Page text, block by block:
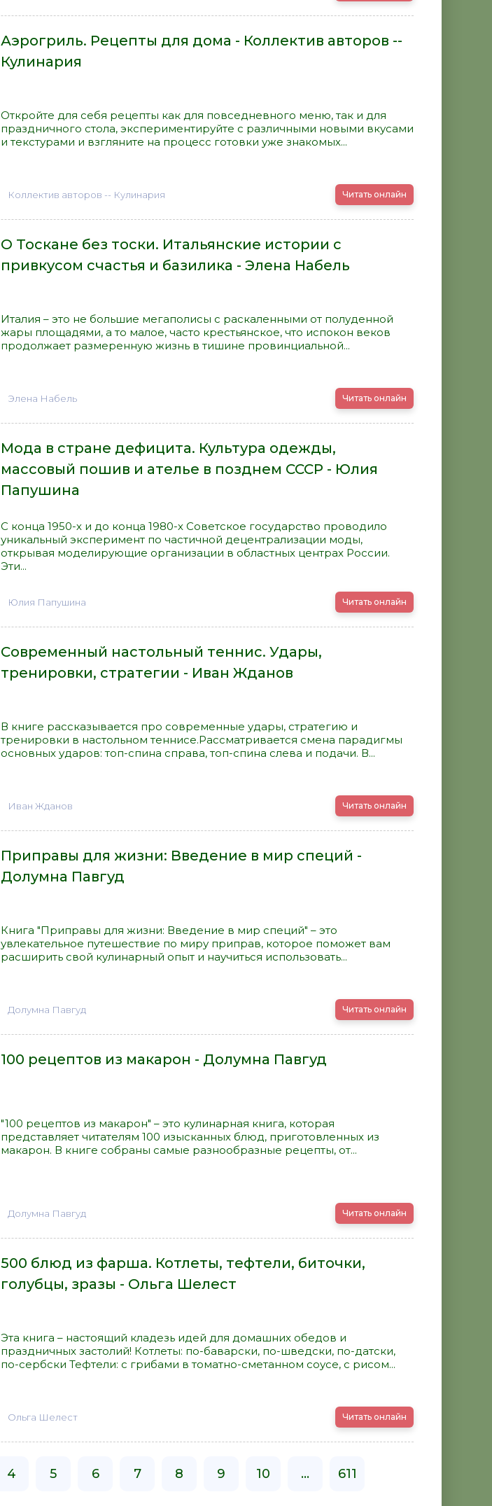
Аэрогриль. Рецепты для дома - Коллектив авторов --
Кулинария
Откройте для себя рецепты как для повседневного меню, так и для
праздничного стола, экспериментируйте с различными новыми вкусами
и текстурами и взгляните на процесс готовки уже знакомых...
Коллектив авторов -- Кулинария Читать онлайн
О Тоскане без тоски. Итальянские истории с
привкусом счастья и базилика - Элена Набель
Италия – это не большие мегаполисы с раскаленными от полуденной
жары площадями, а то малое, часто крестьянское, что испокон веков
продолжает размеренную жизнь в тишине провинциальной...
Элена Набель Читать онлайн
Мода в стране дефицита. Культура одежды,
массовый пошив и ателье в позднем СССР - Юлия
Папушина
С конца 1950-х и до конца 1980-х Советское государство проводило
уникальный эксперимент по частичной децентрализации моды,
открывая моделирующие организации в областных центрах России.
Эти...
Юлия Папушина Читать онлайн
Современный настольный теннис. Удары,
тренировки, стратегии - Иван Жданов
В книге рассказывается про современные удары, стратегию и
тренировки в настольном теннисе.Рассматривается смена парадигмы
основных ударов: топ-спина справа, топ-спина слева и подачи. В...
Иван Жданов Читать онлайн
Приправы для жизни: Введение в мир специй -
Долумна Павгуд
Книга "Приправы для жизни: Введение в мир специй" – это
увлекательное путешествие по миру приправ, которое поможет вам
расширить свой кулинарный опыт и научиться использовать...
Долумна Павгуд Читать онлайн
100 рецептов из макарон - Долумна Павгуд
"100 рецептов из макарон" – это кулинарная книга, которая
представляет читателям 100 изысканных блюд, приготовленных из
макарон. В книге собраны самые разнообразные рецепты, от...
Долумна Павгуд Читать онлайн
500 блюд из фарша. Котлеты, тефтели, биточки,
голубцы, зразы - Ольга Шелест
Эта книга – настоящий кладезь идей для домашних обедов и
праздничных застолий! Котлеты: по-баварски, по-шведски, по-датски,
по-сербски Тефтели: с грибами в томатно-сметанном соусе, с рисом...
Ольга Шелест Читать онлайн
4 5 6 7 8 9 10 ... 611